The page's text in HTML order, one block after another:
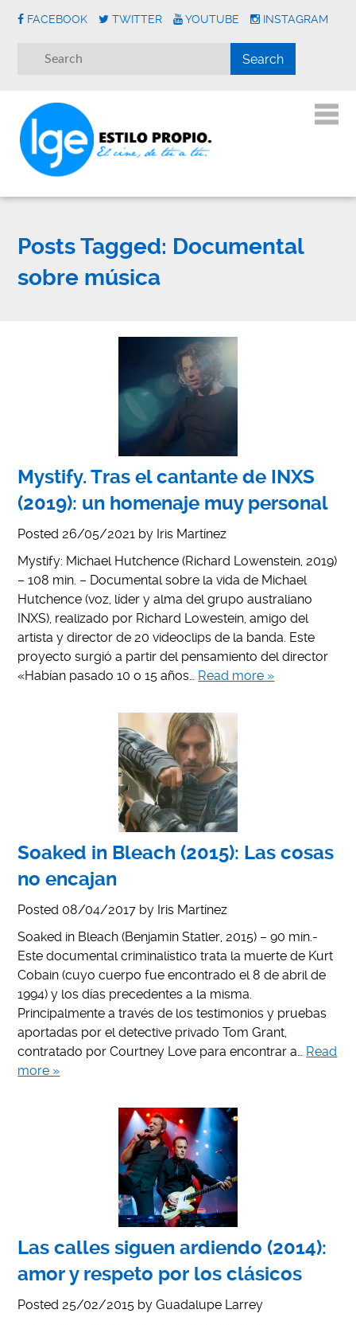
FACEBOOK TWITTER YOUTUBE INSTAGRAM
Posts Tagged: Documental
sobre música
Mystify. Tras el cantante de INXS
(2019): un homenaje muy personal
Posted 26/05/2021 by Iris Martínez
Mystify: Michael Hutchence (Richard Lowenstein, 2019)
– 108 min. – Documental sobre la vida de Michael
Hutchence (voz, líder y alma del grupo australiano
INXS), realizado por Richard Lowestein, amigo del
artista y director de 20 videoclips de la banda. Este
proyecto surgió a partir del pensamiento del director
«Habían pasado 10 o 15 años… Read more »
Soaked in Bleach (2015): Las cosas
no encajan
Posted 08/04/2017 by Iris Martínez
Soaked in Bleach (Benjamin Statler, 2015) – 90 min.-
Este documental criminalístico trata la muerte de Kurt
Cobain (cuyo cuerpo fue encontrado el 8 de abril de
1994) y los días precedentes a la misma.
Principalmente a través de los testimonios y pruebas
aportadas por el detective privado Tom Grant,
contratado por Courtney Love para encontrar a… Read
more »
Las calles siguen ardiendo (2014):
amor y respeto por los clásicos
Posted 25/02/2015 byGuadalupe Larrey